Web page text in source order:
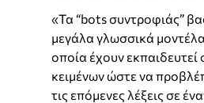
«Τα “bots συντροφιάς”
μεγάλα γλωσσικά
οποία έχουν εκπαιδευτεί
κειμένων ώστε να
τις επόμενες λέξεις σε